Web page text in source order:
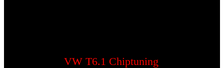
VW T6.1 Chiptuning